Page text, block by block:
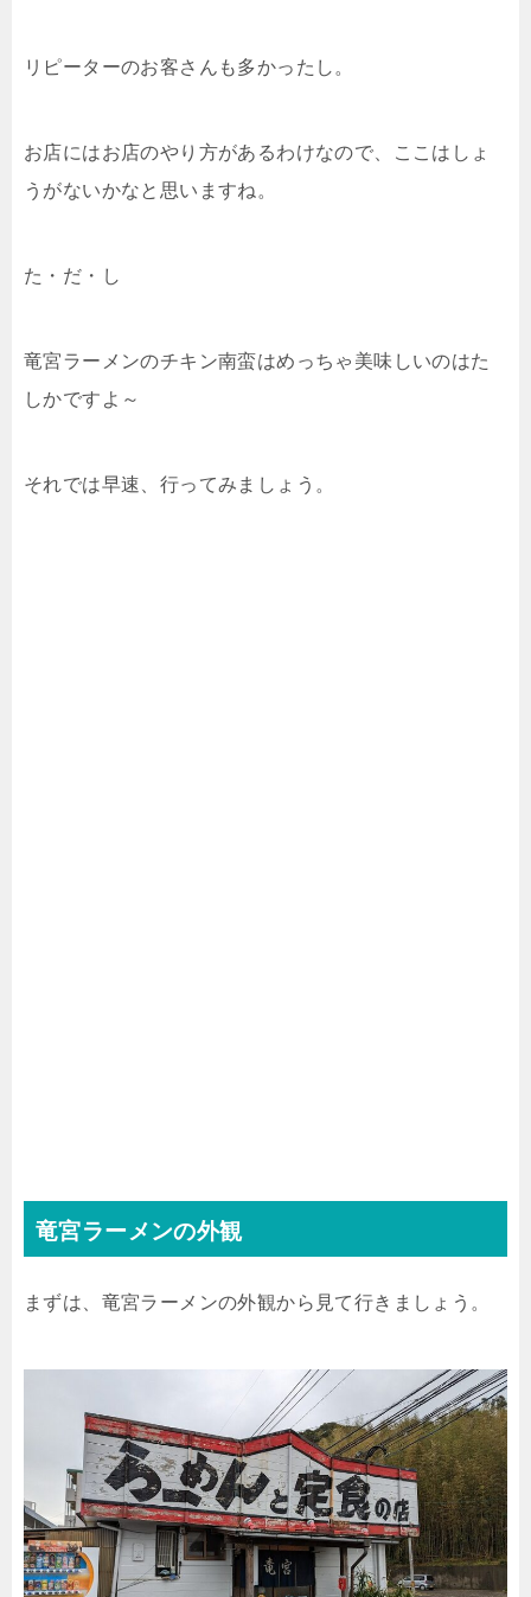
リピーターのお客さんも多かったし。
お店にはお店のやり方があるわけなので、ここはしょ
うがないかなと思いますね。
た・だ・し
竜宮ラーメンのチキン南蛮はめっちゃ美味しいのはた
しかですよ～
それでは早速、行ってみましょう。
竜宮ラーメンの外観
まずは、竜宮ラーメンの外観から見て行きましょう。